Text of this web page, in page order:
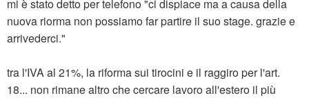
mi è stato detto per telefono "ci dispiace ma a causa della
nuova riorma non possiamo far partire il suo stage. grazie e
arrivederci."
tra l'IVA al 21%, la riforma sui tirocini e il raggiro per l'art.
18... non rimane altro che cercare lavoro all'estero il più